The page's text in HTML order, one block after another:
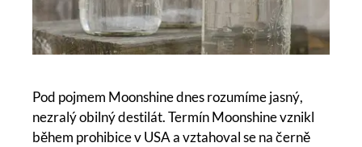
Pod pojmem Moonshine dnes rozumíme jasný,
nezralý obilný destilát. Termín Moonshine vznikl
během prohibice v USA a vztahoval se na černě